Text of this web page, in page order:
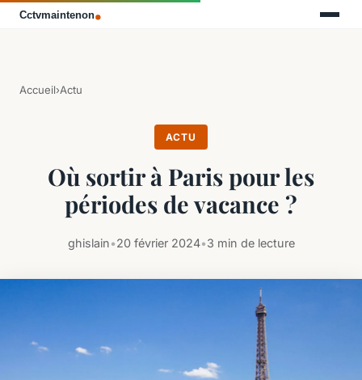
Accueil›Actu
ACTU
Où sortir à Paris pour les
périodes de vacance ?
ghislain•20 février 2024•3 min de lecture